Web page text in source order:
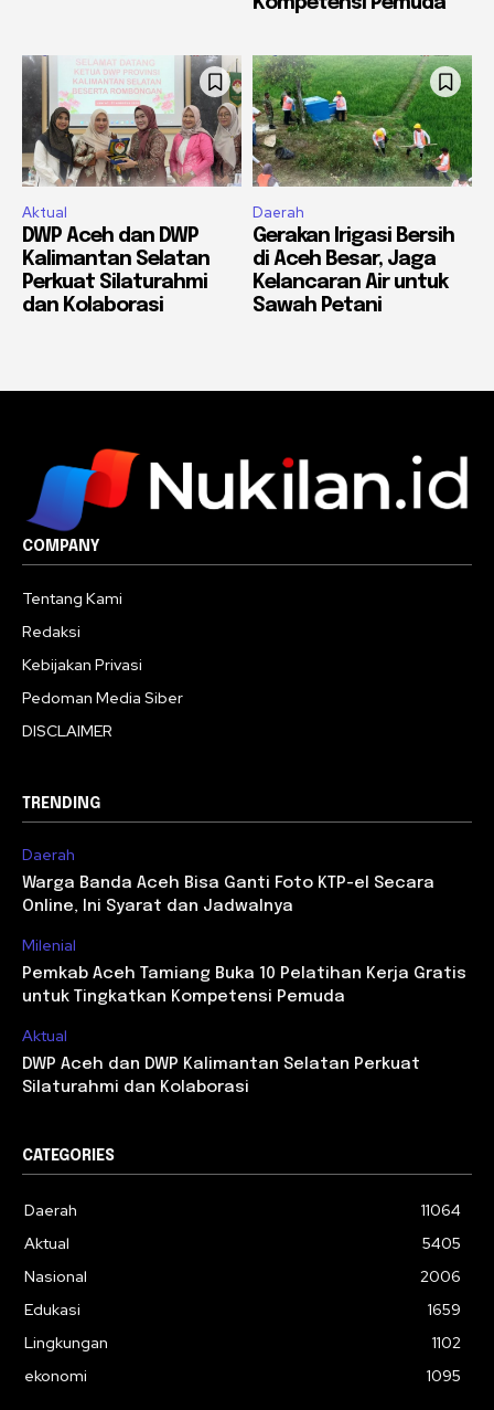
Aktual
DWP Aceh dan DWP
Kalimantan Selatan
Perkuat Silaturahmi
dan Kolaborasi
Daerah
Gerakan Irigasi Bersih
di Aceh Besar, Jaga
Kelancaran Air untuk
Sawah Petani
COMPANY
Tentang Kami
Redaksi
Kebijakan Privasi
Pedoman Media Siber
DISCLAIMER
TRENDING
Daerah
Warga Banda Aceh Bisa Ganti Foto KTP-el Secara
Online, Ini Syarat dan Jadwalnya
Milenial
Pemkab Aceh Tamiang Buka 10 Pelatihan Kerja Gratis
untuk Tingkatkan Kompetensi Pemuda
Aktual
DWP Aceh dan DWP Kalimantan Selatan Perkuat
Silaturahmi dan Kolaborasi
CATEGORIES
Daerah
11064
Aktual
5405
Nasional
2006
Edukasi
1659
Lingkungan
1102
ekonomi
1095